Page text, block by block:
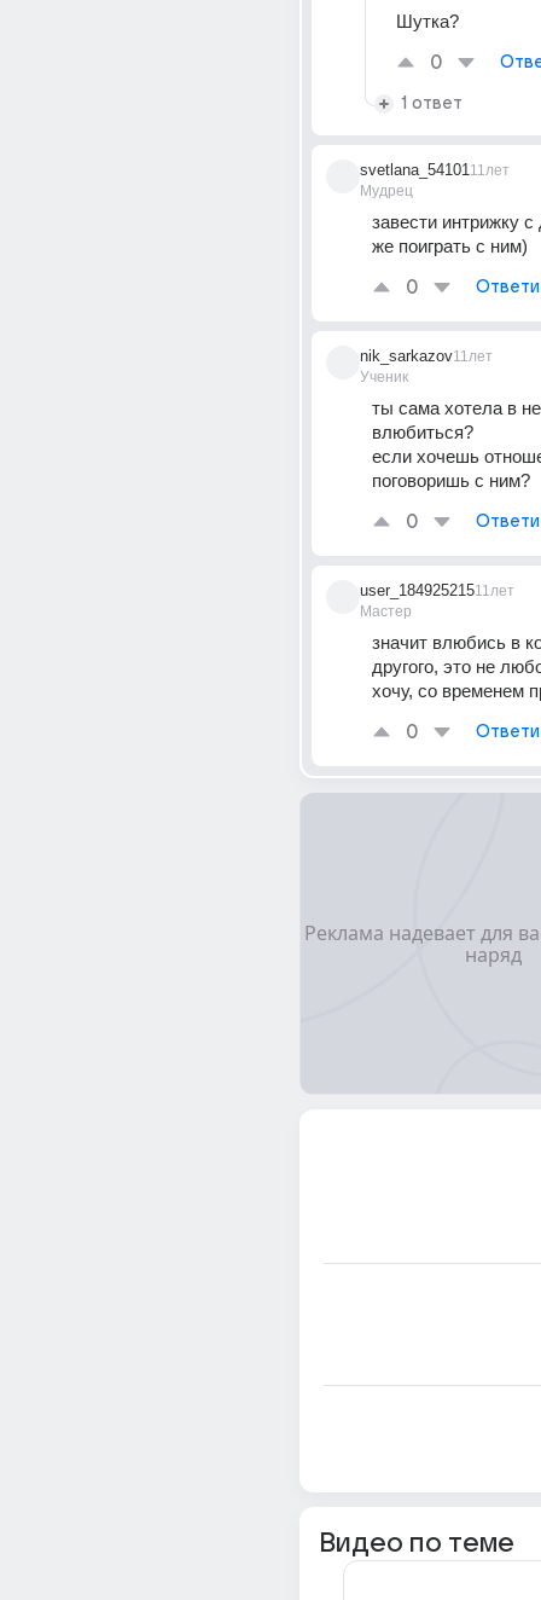
Шутка?
0
1 ответ
svetlana_54101
Мудрец
11лет
завести интрижку с
же поиграть с ним)
0
nik_sarkazov
Ученик
11лет
ты сама хотела в
влюбиться?
если хочешь
поговоришь с ним?
0
user_184925215
Мастер
11лет
значит влюбись в
другого, это не
хочу, со временем
0
Видео по теме